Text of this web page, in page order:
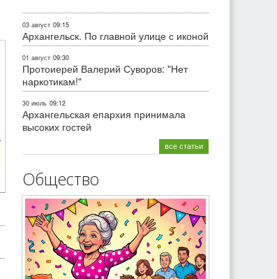
03 август 09:15
Архангельск. По главной улице с иконой
01 август 09:30
Протоиерей Валерий Суворов: "Нет
наркотикам!"
30 июль 09:12
Архангельская епархия принимала
высоких гостей
все статьи
Общество